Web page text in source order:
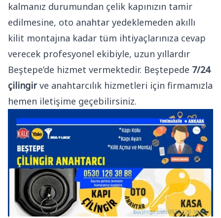
kalmanız durumundan çelik kapınızın tamir
edilmesine, oto anahtar yedeklemeden akıllı
kilit montajına kadar tüm ihtiyaçlarınıza cevap
verecek profesyonel ekibiyle, uzun yıllardır
Beştepe’de hizmet vermektedir. Beştepede 7/24
çilingirve anahtarcılık hizmetleri için firmamızla
hemen iletişime geçebilirsiniz.